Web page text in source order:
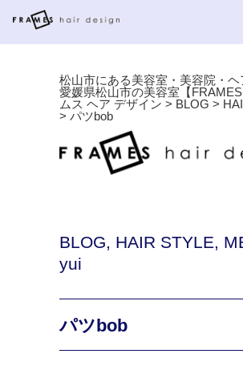
松山市にある美容室・美容院・ヘ
愛媛県松山市の美容室【
ムス ヘア デザイン > BLOG >
> パツbob
BLOG, HAIR STYLE,
yui
パツbob